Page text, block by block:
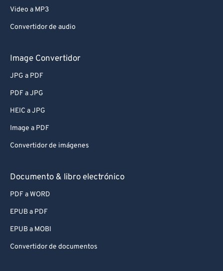
Video a MP3
Convertidor de audio
Image Convertidor
JPG a PDF
PDF a JPG
HEIC a JPG
Image a PDF
Convertidor de imágenes
Documento & libro electrónico
PDF a WORD
EPUB a PDF
EPUB a MOBI
Convertidor de documentos